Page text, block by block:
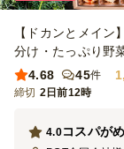
【ドカンとメイ
分け・たっぷり野
4.68
45件
締切 2日前12時
コスパが
4.0